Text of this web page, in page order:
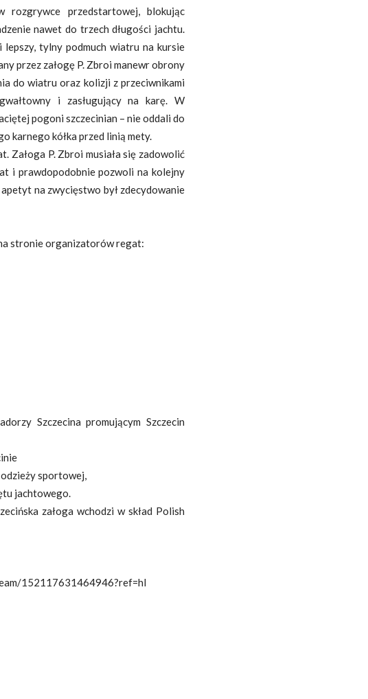
przedstartowej, blokując
nawet do trzech długości jachtu.
tylny podmuch wiatru na kursie
przez załogę P. Zbroi manewr obrony
do wiatru oraz kolizji z przeciwnikami
i zasługujący na karę. W
pogoni szczecinian – nie oddali do
karnego kółka przed linią mety.
Załoga P. Zbroi musiała się zadowolić
i prawdopodobnie pozwoli na kolejny
na zwycięstwo był zdecydowanie
stronie organizatorów regat:
Szczecina promującym Szczecin
sportowej,
jachtowego.
załoga wchodzi w skład Polish
152117631464946?ref=hl